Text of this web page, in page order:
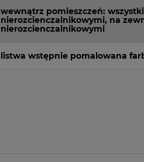
wewnątrz pomieszczeń:
nierozcienczalnikowymi, na
nierozcienczalnikowymi
listwa wstępnie pomalowana